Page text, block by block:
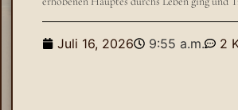
Juli 16, 2026 9:55 a.m. 2